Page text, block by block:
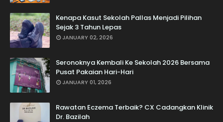
Kenapa Kasut Sekolah Pallas Menjadi Pilihan
Sejak 3 Tahun Lepas
JANUARY 02, 2026
Seronoknya Kembali Ke Sekolah 2026 Bersama
Pusat Pakaian Hari-Hari
JANUARY 01, 2026
Rawatan Eczema Terbaik? CX Cadangkan Klinik
Dr. Bazilah